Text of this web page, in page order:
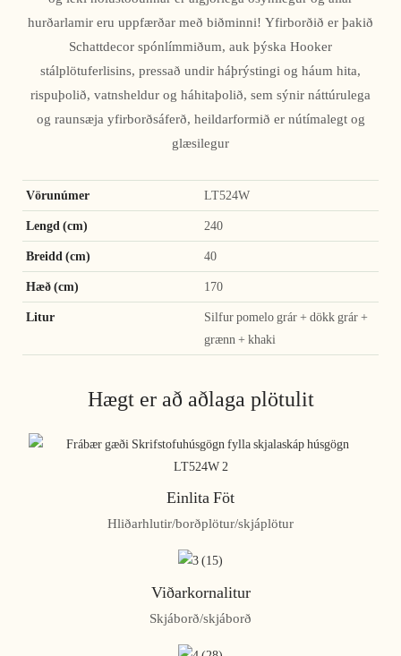
hurðarlamir eru uppfærðar með biðminni! Yfirborðið er þakið
Schattdecor spónlímmiðum, auk þýska Hooker
stálplötuferlisins, pressað undir háþrýstingi og háum hita,
rispuþolið, vatnsheldur og háhitaþolið, sem sýnir náttúrulega
og raunsæja yfirborðsáferð, heildarformið er nútímalegt og
glæsilegur
Vörunúmer LT524W
Lengd (cm) 240
Breidd (cm) 40
Hæð (cm) 170
Litur
Silfur pomelo grár + dökk grár +
grænn + khaki
Hægt er að aðlaga plötulit
Einlita Föt
Hliðarhlutir/borðplötur/skjáplötur
Viðarkornalitur
Skjáborð/skjáborð